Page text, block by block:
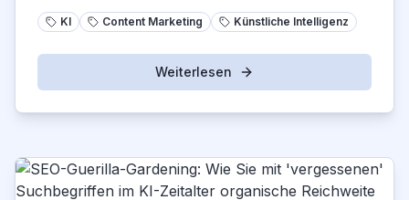
KI Content Marketing Künstliche Intelligenz
Weiterlesen